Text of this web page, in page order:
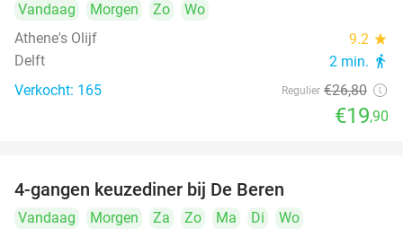
Vandaag Morgen Zo
Wo
Athene's Olijf
9.2 star
Delft 2 min. directions_walk
Verkocht: 165 Regulier €26,80
€19,90
4-gangen keuzediner bij De Beren
Vandaag Morgen Za Zo Ma Di
Wo